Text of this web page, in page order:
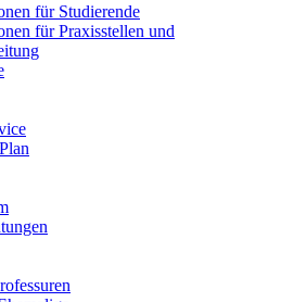
für Studierende
für Praxisstellen und